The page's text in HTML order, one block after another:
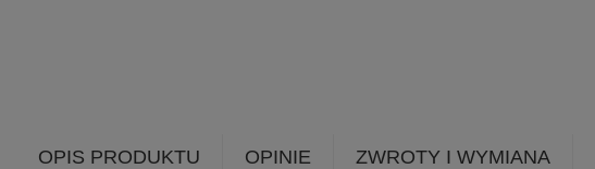
OPIS PRODUKTU OPINIE ZWROTY I WYMIANA